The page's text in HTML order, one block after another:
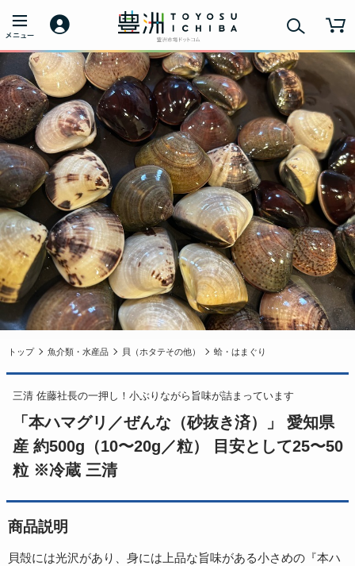
トップ 魚介類・水産品 貝（ホタテその他） 蛤・はまぐり
三清 佐藤社長の一押し！小ぶりながら旨味が詰まっています
「本ハマグリ／ぜんな（砂抜き済）」 愛知県
産 約500g（10〜20g／粒） 目安として25〜50
粒 ※冷蔵 三清
商品説明
貝殻には光沢があり、身には上品な旨味がある小さめの『本ハ